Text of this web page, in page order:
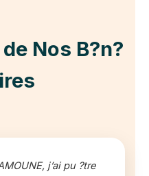
Nos B?n?
j’ai pu ?tre